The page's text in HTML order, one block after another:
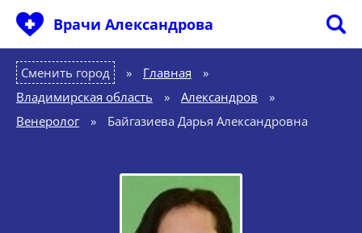
Врачи Александрова
Сменить город Главная
»
Владимирская область
» Александров
»
Венеролог
» Байгазиева Дарья Александровна